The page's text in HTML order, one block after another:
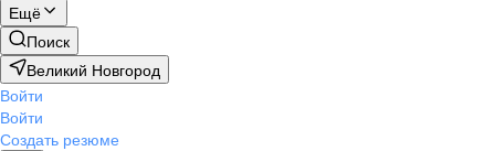
Ещё
Поиск
Великий Новгород
Войти
Войти
Создать резюме